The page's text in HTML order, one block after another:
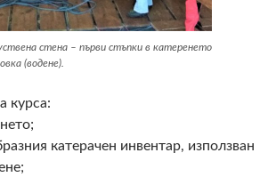
стена – първи стъпки в катеренето
(водене).
курса:
катерачен инвентар, използван